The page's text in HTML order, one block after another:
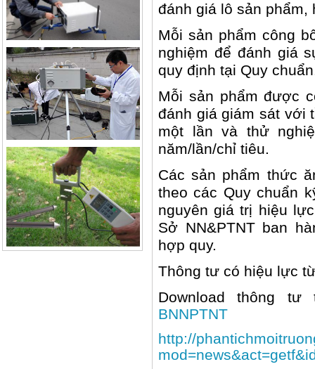
đánh giá lô sản phẩm,
Mỗi sản phẩm công
nghiệm để đánh giá
quy định tại Quy
Mỗi sản phẩm được
đánh giá giám sát với
một lần và thử
năm/lần/chỉ tiêu.
Các sản phẩm thức
theo các Quy chuẩn
nguyên giá trị hiệu
Sở NN&PTNT ban
hợp quy.
Thông tư có hiệu lực
Download thông
BNNPTNT
http://